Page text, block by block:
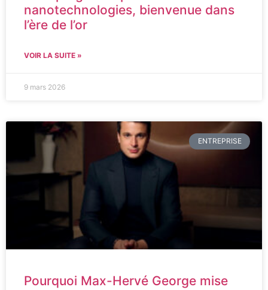
nanotechnologies, bienvenue dans
l’ère de l’or
VOIR LA SUITE »
9 mars 2026
ENTREPRISE
Pourquoi Max-Hervé George mise